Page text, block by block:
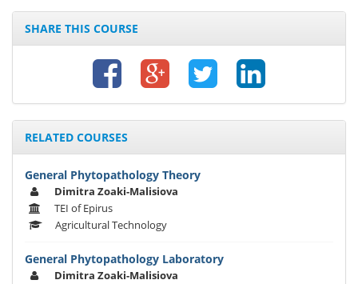
SHARE THIS COURSE
RELATED COURSES
General Phytopathology Theory
Dimitra Zoaki-Malisiova
TEI of Epirus
Agricultural Technology
General Phytopathology Laboratory
Dimitra Zoaki-Malisiova